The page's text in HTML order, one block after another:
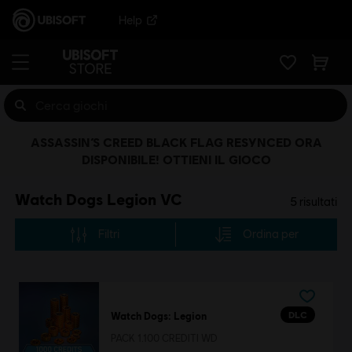
Help
Watch Dogs Legion VC 5 risultati
Filtri Ordina per
DLC
Watch Dogs: Legion